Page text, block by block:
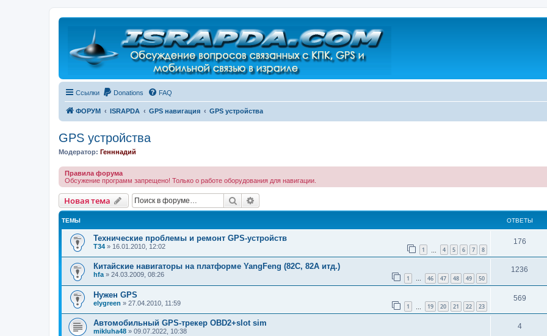
Регистрация
Ссылки Donations FAQ
ФОРУМ ISRAPDA GPS навигация GPS устройства
GPS устройства
Модератор: Генннадий
Правила форума
Обсужение программ запрещено! Только о работе оборудования для навигации.
Новая тема
Новаятема Поиск
ТЕМЫ ОТВЕТЫ
Технические проблемы и ремонт GPS-устройств
T34 » 16.01.2010, 12:02 1 4 5 6 7 8
176
Китайские навигаторы на платформе YangFeng (82С, 82А итд.)
hfa » 24.03.2009, 08:26 1 … 46 47 48 49 50
1236
Нужен GPS
elygreen » 27.04.2010, 11:59 1 19 20 21 22 23
569
Автомобильный GPS-трекер OBD2+slot sim
mikluha48 » 09.07.2022, 10:38
4